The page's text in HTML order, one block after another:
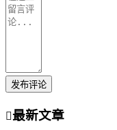
发布评论
最新文章